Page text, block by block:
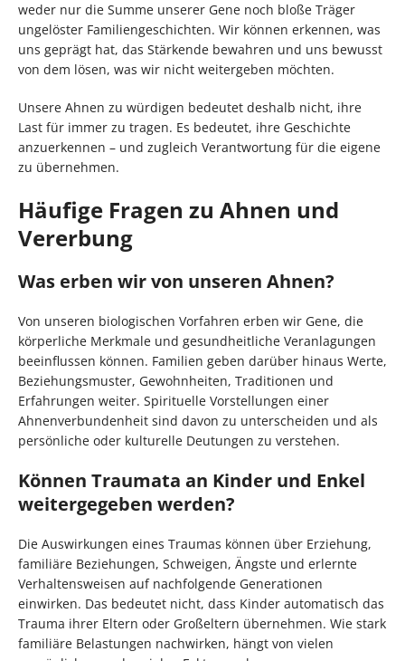
weder nur die Summe unserer Gene noch bloße Träger
ungelöster Familiengeschichten. Wir können erkennen, was
uns geprägt hat, das Stärkende bewahren und uns bewusst
von dem lösen, was wir nicht weitergeben möchten.
Unsere Ahnen zu würdigen bedeutet deshalb nicht, ihre
Last für immer zu tragen. Es bedeutet, ihre Geschichte
anzuerkennen – und zugleich Verantwortung für die eigene
zu übernehmen.
Häufige Fragen zu Ahnen und
Vererbung
Was erben wir von unseren Ahnen?
Von unseren biologischen Vorfahren erben wir Gene, die
körperliche Merkmale und gesundheitliche Veranlagungen
beeinflussen können. Familien geben darüber hinaus Werte,
Beziehungsmuster, Gewohnheiten, Traditionen und
Erfahrungen weiter. Spirituelle Vorstellungen einer
Ahnenverbundenheit sind davon zu unterscheiden und als
persönliche oder kulturelle Deutungen zu verstehen.
Können Traumata an Kinder und Enkel
weitergegeben werden?
Die Auswirkungen eines Traumas können über Erziehung,
familiäre Beziehungen, Schweigen, Ängste und erlernte
Verhaltensweisen auf nachfolgende Generationen
einwirken. Das bedeutet nicht, dass Kinder automatisch das
Trauma ihrer Eltern oder Großeltern übernehmen. Wie stark
familiäre Belastungen nachwirken, hängt von vielen